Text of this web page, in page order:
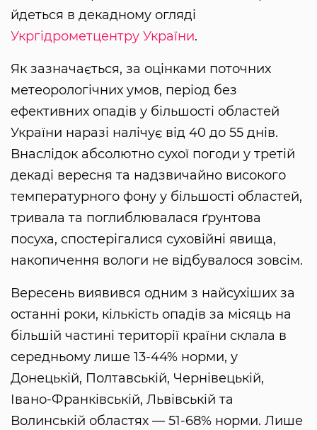
йдеться в декадному огляді
Укргідрометцентру України.
Як зазначається, за оцінками поточних
метеорологічних умов, період без
ефективних опадів у більшості областей
України наразі налічує від 40 до 55 днів.
Внаслідок абсолютно сухої погоди у третій
декаді вересня та надзвичайно високого
температурного фону у більшості областей,
тривала та поглиблювалася ґрунтова
посуха, спостерігалися суховійні явища,
накопичення вологи не відбувалося зовсім.
Вересень виявився одним з найсухіших за
останні роки, кількість опадів за місяць на
більшій частині території країни склала в
середньому лише 13-44% норми, у
Донецькій, Полтавській, Чернівецькій,
Івано-Франківській, Львівській та
Волинській областях — 51-68% норми. Лише